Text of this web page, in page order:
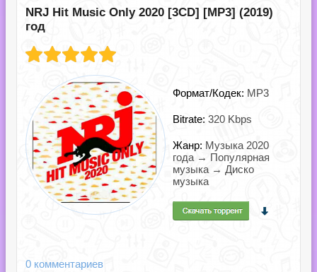
NRJ Hit Music Only 2020 [3CD] [MP3] (2019)
год
Формат/Кодек: MP3
Bitrate: 320 Kbps
Жанр: Музыка 2020
года → Популярная
музыка → Диско
музыка
0 комментариев